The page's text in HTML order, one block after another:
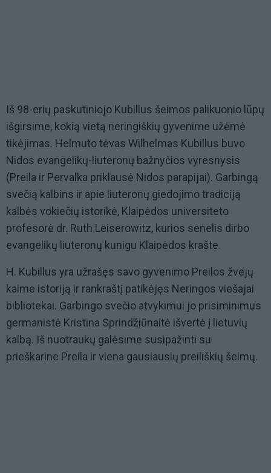
Iš 98-erių paskutiniojo Kubillus šeimos palikuonio lūpų
išgirsime, kokią vietą neringiškių gyvenime užėmė
tikėjimas. Helmuto tėvas Wilhelmas Kubillus buvo
Nidos evangelikų-liuteronų bažnyčios vyresnysis
(Preila ir Pervalka priklausė Nidos parapijai). Garbingą
svečią kalbins ir apie liuteronų giedojimo tradiciją
kalbės vokiečių istorikė, Klaipėdos universiteto
profesorė dr. Ruth Leiserowitz, kurios senelis dirbo
evangelikų liuteronų kunigu Klaipėdos krašte.
H. Kubillus yra užrašęs savo gyvenimo Preilos žvejų
kaime istoriją ir rankraštį patikėjęs Neringos viešajai
bibliotekai. Garbingo svečio atvykimui jo prisiminimus
germanistė Kristina Sprindžiūnaitė išvertė į lietuvių
kalbą. Iš nuotraukų galėsime susipažinti su
prieškarine Preila ir viena gausiausių preiliškių šeimų.